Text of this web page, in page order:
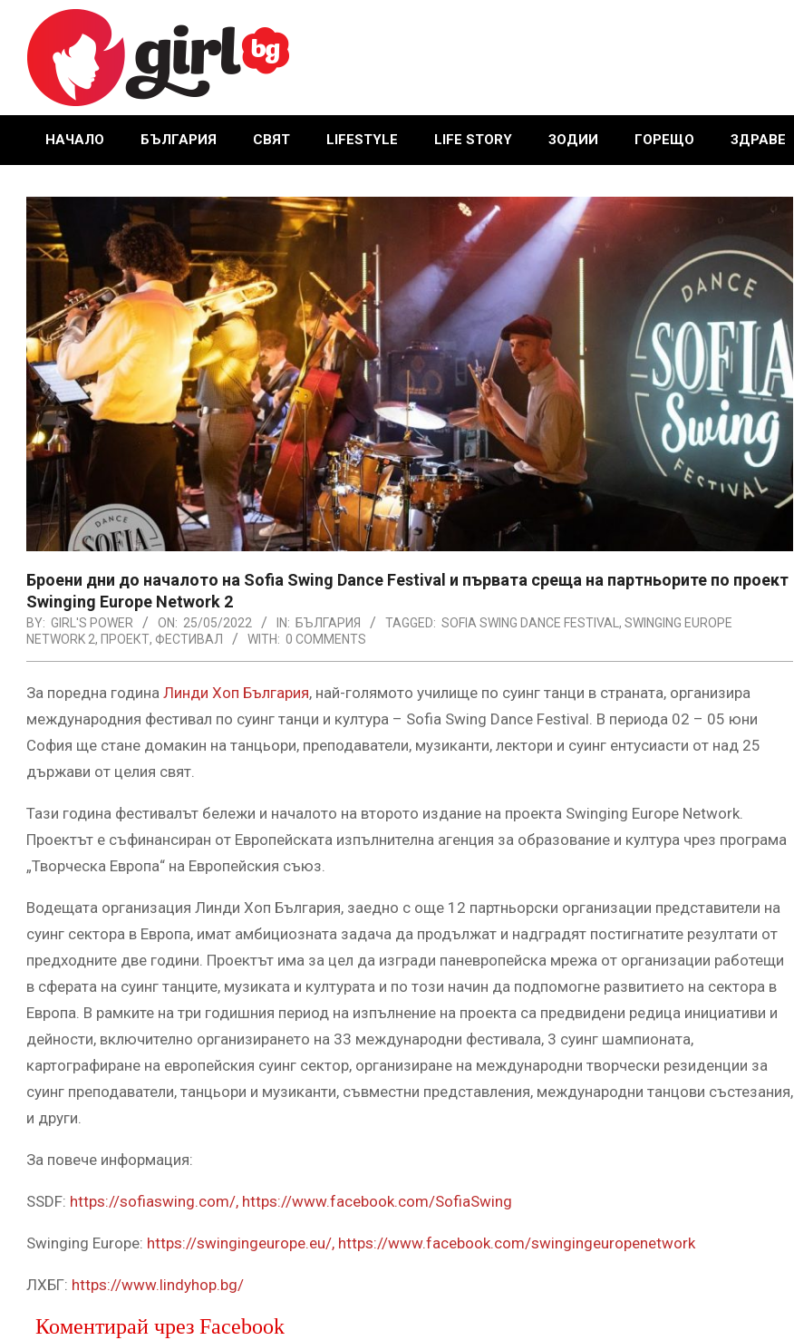
content
GIRL.BG
Primary
Menu
НАЧАЛО БЪЛГАРИЯ СВЯТ LIFESTYLE LIFE STORY ЗОДИИ ГОРЕЩО ЗДРАВЕ
Броени дни до началото на Sofia Swing Dance Festival и първата среща на партньорите по проект
Swinging Europe Network 2
BY: GIRL'S POWER ON: 25/05/2022 IN: БЪЛГАРИЯ TAGGED: SOFIA SWING DANCE FESTIVAL , SWINGING EUROPE
NETWORK 2, ПРОЕКТ, ФЕСТИВАЛ WITH: 0 COMMENTS
За поредна година Линди Хоп България, най-голямото училище по суинг танци в страната, организира
международния фестивал по суинг танци и култура – Sofia Swing Dance Festival. В периода 02 – 05 юни
София ще стане домакин на танцьори, преподаватели, музиканти, лектори и суинг ентусиасти от над 25
държави от целия свят.
Тази година фестивалът бележи и началото на второто издание на проекта Swinging Europe Network.
Проектът е съфинансиран от Европейската изпълнителна агенция за образование и култура чрез програма
„Творческа Европа“ на Европейския съюз.
Водещата организация Линди Хоп България, заедно с още 12 партньорски организации представители на
суинг сектора в Европа, имат амбициозната задача да продължат и надградят постигнатите резултати от
предходните две години. Проектът има за цел да изгради паневропейска мрежа от организации работещи
в сферата на суинг танците, музиката и културата и по този начин да подпомогне развитието на сектора в
Европа. В рамките на три годишния период на изпълнение на проекта са предвидени редица инициативи и
дейности, включително организирането на 33 международни фестивала, 3 суинг шампионата,
картографиране на европейския суинг сектор, организиране на международни творчески резиденции за
суинг преподаватели, танцьори и музиканти, съвместни представления, международни танцови състезания,
и други.
За повече информация:
SSDF: https://sofiaswing.com/, https://www.facebook.com/SofiaSwing
Swinging Europe: https://swingingeurope.eu/, https://www.facebook.com/swingingeuropenetwork
ЛХБГ: https://www.lindyhop.bg/
Коментирай чрез Facebook